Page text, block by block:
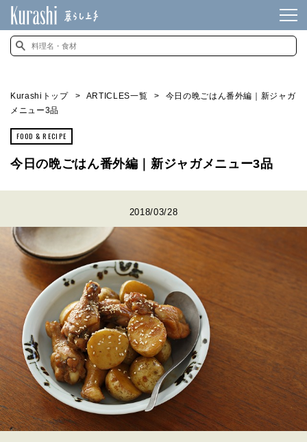
Kurashiトップ ARTICLES一覧
今日の晩ごはん番外編｜新ジャガ
メニュー3品
FOOD & RECIPE
今日の晩ごはん番外編｜新ジャガメニュー3品
2018/03/28